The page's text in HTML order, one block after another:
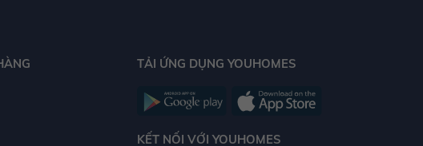
15.91 tỷ
15.93 tỷ
TẢI ỨNG DỤNG YOUHOMES
KẾT NỐI VỚI YOUHOMES